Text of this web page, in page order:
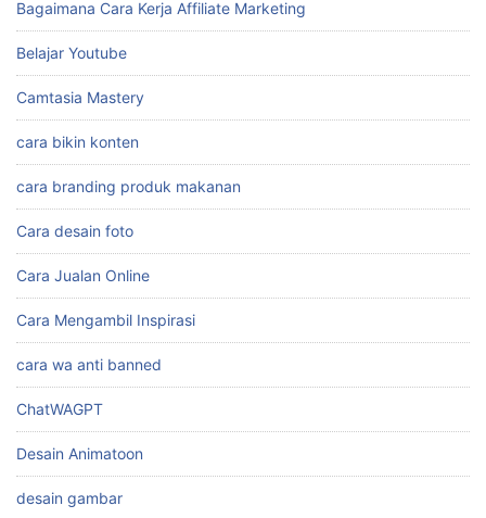
Bagaimana Cara Kerja Affiliate Marketing
Belajar Youtube
Camtasia Mastery
cara bikin konten
cara branding produk makanan
Cara desain foto
Cara Jualan Online
Cara Mengambil Inspirasi
cara wa anti banned
ChatWAGPT
Desain Animatoon
desain gambar